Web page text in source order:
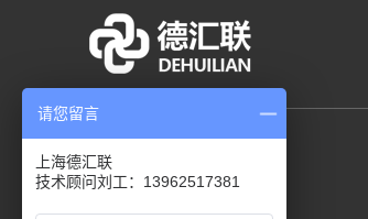
请您留言
上海德汇联
技术顾问刘工：13962517381